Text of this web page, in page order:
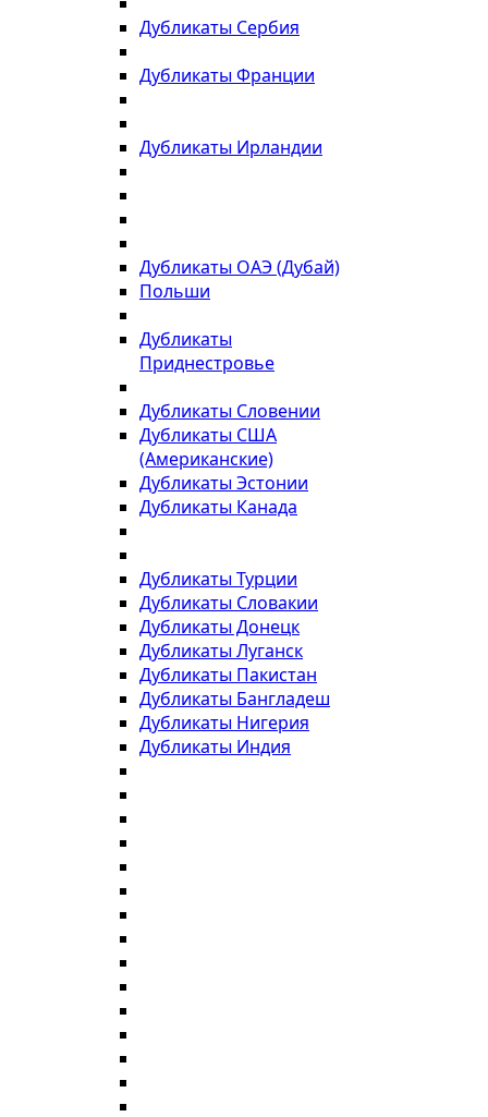
Дубликаты Сербия
Дубликаты Франции
Дубликаты Ирландии
Дубликаты ОАЭ (Дубай)
Польши
Дубликаты
Приднестровье
Дубликаты Словении
Дубликаты США
(Американские)
Дубликаты Эстонии
Дубликаты Канада
Дубликаты Турции
Дубликаты Словакии
Дубликаты Донецк
Дубликаты Луганск
Дубликаты Пакистан
Дубликаты Бангладеш
Дубликаты Нигерия
Дубликаты Индия